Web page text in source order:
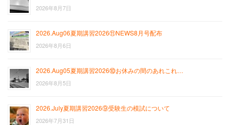
2026年8月7日
2026.Aug06夏期講習2026⑪NEWS8月号配布
2026年8月6日
2026.Aug05夏期講習2026⑩お休みの間のあれこれ…
2026年8月5日
2026.July夏期講習2026⑨受験生の模試について
2026年7月31日